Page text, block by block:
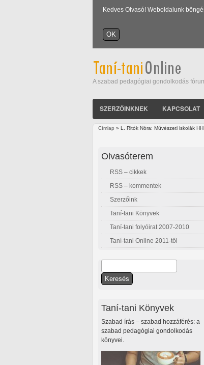
Kedves Olvasó! Weboldalunk
A szabad pedagógiai gondolkodás
SZERZŐINKNEK KAPCSOLAT
Címlap » L. Ritók Nóra: Művészeti iskolák
Olvasóterem
RSS – cikkek
RSS – kommentek
Szerzőink
Taní-tani Könyvek
Taní-tani folyóirat 2007-2010
Taní-tani Online 2011-től
Keresés űrlap
Taní-tani Könyvek
Szabad írás – szabad hozzáférés: a
szabad pedagógiai gondolkodás
könyvei.